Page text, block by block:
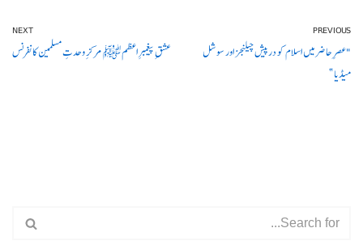
PREVIOUS
"عصرِ حاضر میں اسلام کو درپیش چیلنجز اور سوشل
میڈیا”
NEXT
عشقِ پیغمبرِ اعظم ﷺ مرکزِ وحدتِ مسلمین کانفرنس